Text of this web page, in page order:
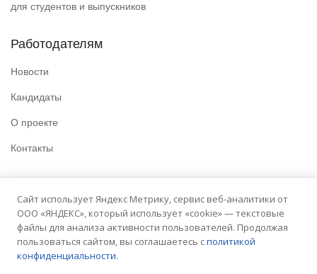
для студентов и выпускников
Работодателям
Новости
Кандидаты
О проекте
Контакты
Политика конфиденциальности
Условия использования
Сайт университета
Сайт использует Яндекс Метрику, сервис веб-аналитики от
ООО «ЯНДЕКС», который использует «cookie» — текстовые
файлы для анализа активности пользователей. Продолжая
пользоваться сайтом, вы соглашаетесь сполитикой
конфиденциальности.